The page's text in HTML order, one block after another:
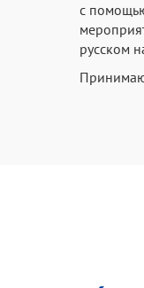
с
русском